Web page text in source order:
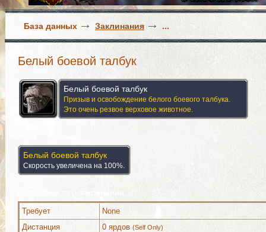
База данных Заклинания ...
Белый боевой талбук
Белый боевой талбук
Призыв и освобождение белого боевого талбука.
Это очень резвое верховое животное.
Белый боевой талбук
Скорость увеличена на 100%.
Требует
None
Дистанция
0 ярдов (Self Only)